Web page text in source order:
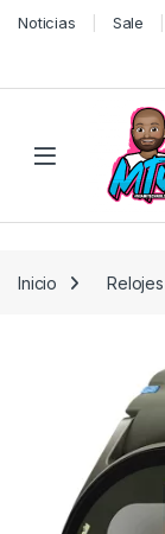
Skip to navigation
Skip to content
Noticias Sale
Inicio Relojes